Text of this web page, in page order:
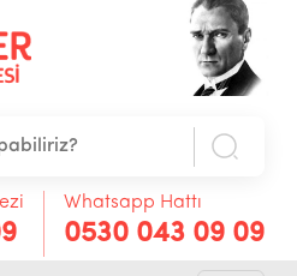
Whatsapp Hattı
0530 043 09 09